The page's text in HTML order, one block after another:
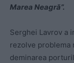
Marea Neagră”.
Serghei Lavrov a
rezolve
deminarea